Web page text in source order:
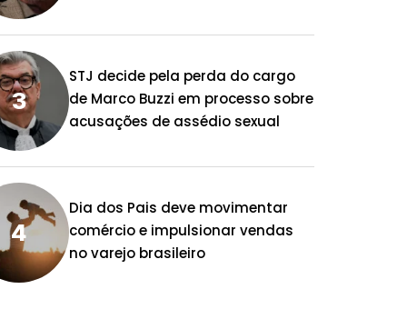
STJ decide pela perda do cargo
de Marco Buzzi em processo sobre
acusações de assédio sexual
Dia dos Pais deve movimentar
comércio e impulsionar vendas
no varejo brasileiro